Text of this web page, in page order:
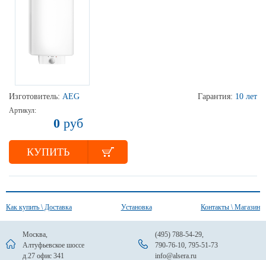
Изготовитель: AEG Гарантия: 10 лет
Артикул:
0 руб
КУПИТЬ
Как купить \ Доставка Установка Контакты \ Магазин
Москва,
Алтуфьевское шоссе
д.27 офис 341
(495) 788-54-29,
790-76-10, 795-51-73
info@alsera.ru